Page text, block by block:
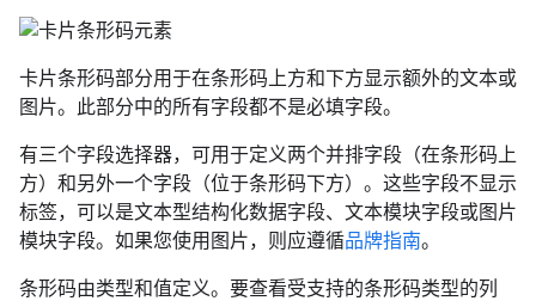
卡片条形码部分用于在条形码上方和下方显示额外的文本或
图片。此部分中的所有字段都不是必填字段。
有三个字段选择器，可用于定义两个并排字段（在条形码上
方）和另外一个字段（位于条形码下方）。这些字段不显示
标签，可以是文本型结构化数据字段、文本模块字段或图片
模块字段。如果您使用图片，则应遵循品牌指南。
条形码由类型和值定义。要查看受支持的条形码类型的列